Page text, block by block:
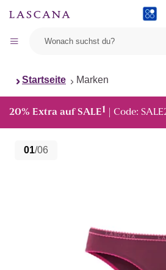
Startseite Marken
20% Extra auf SALE1 | Code:
01/06